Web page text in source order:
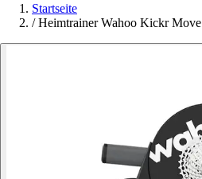
Startseite
/ Heimtrainer Wahoo Kickr Move